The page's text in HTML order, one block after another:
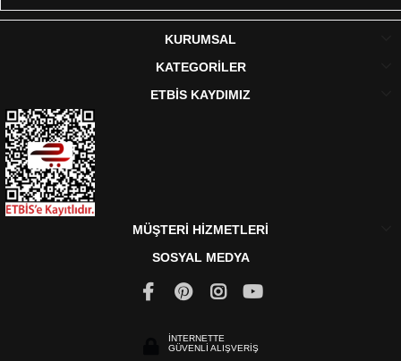
KURUMSAL
KATEGORİLER
ETBİS KAYDIMIZ
MÜŞTERİ HİZMETLERİ
SOSYAL MEDYA
İNTERNETTE
GÜVENLİ ALIŞVERİŞ